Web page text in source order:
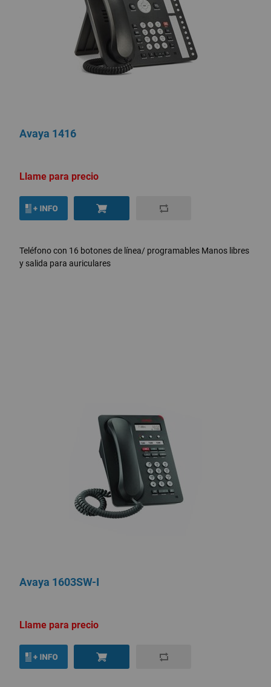
Avaya 1416
Llame para precio
Teléfono con 16 botones de línea/ programables Manos libres
y salida para auriculares
Avaya 1603SW-I
Llame para precio